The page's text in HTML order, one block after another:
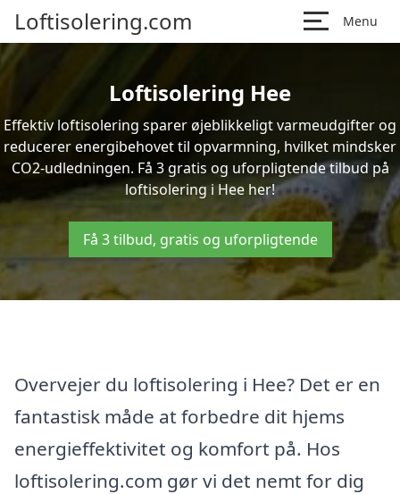
Loftisolering.com Menu
Loftisolering Hee
Effektiv loftisolering sparer øjeblikkeligt varmeudgifter og
reducerer energibehovet til opvarmning, hvilket mindsker
CO2-udledningen. Få 3 gratis og uforpligtende tilbud på
loftisolering i Hee her!
Få 3 tilbud, gratis og uforpligtende
Overvejer du loftisolering i Hee? Det er en
fantastisk måde at forbedre dit hjems
energieffektivitet og komfort på. Hos
loftisolering.com gør vi det nemt for dig